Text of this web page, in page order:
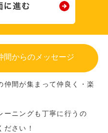
間からのメッセージ
仲間が集まって仲良く・楽
ーニングも丁寧に行うの
さい！